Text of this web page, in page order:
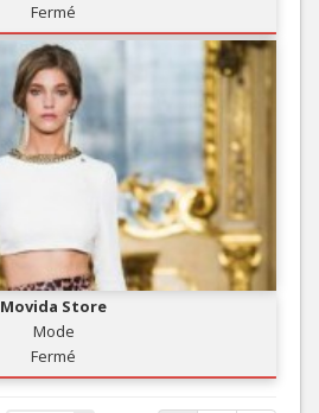
Fermé
Movida Store
Mode
Fermé